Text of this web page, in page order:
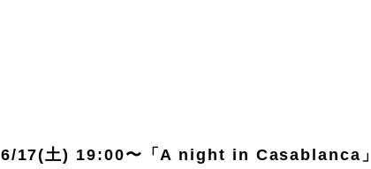
6/17(土) 19:00〜「A night in Casablanca」